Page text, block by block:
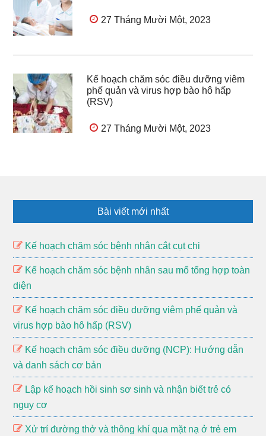
27 Tháng Mười Một, 2023
Kế hoạch chăm sóc điều dưỡng viêm
phế quản và virus hợp bào hô hấp
(RSV)
27 Tháng Mười Một, 2023
Bài viết mới nhất
Kế hoạch chăm sóc bệnh nhân cắt cụt chi
Kế hoạch chăm sóc bệnh nhân sau mổ tổng hợp toàn
diện
Kế hoạch chăm sóc điều dưỡng viêm phế quản và
virus hợp bào hô hấp (RSV)
Kế hoạch chăm sóc điều dưỡng (NCP): Hướng dẫn
và danh sách cơ bản
Lập kế hoạch hồi sinh sơ sinh và nhận biết trẻ có
nguy cơ
Xử trí đường thở và thông khí qua mặt nạ ở trẻ em